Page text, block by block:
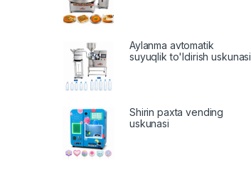
Aylanma avtomatik
suyuqlik to'ldirish uskunasi
Shirin paxta vending
uskunasi